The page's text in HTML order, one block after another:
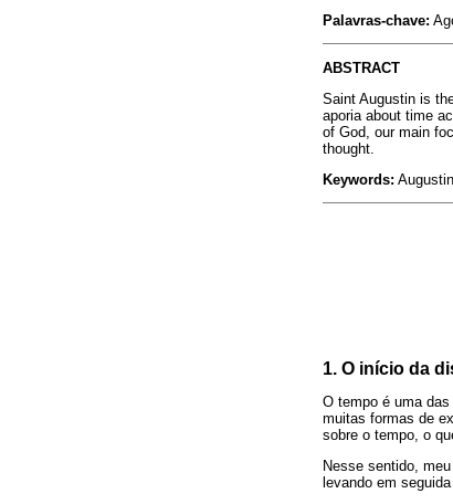
Palavras-chave:
ABSTRACT
Saint Augustin is
aporia about time
of God, our main
thought.
Keywords:
1. O início da
O tempo é uma
muitas formas de
sobre o tempo, o
Nesse sentido,
levando em